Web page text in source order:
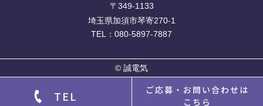
TEL
ご応募・お問い合わせは
こちら
〒349-1133
埼玉県加須市琴寄270-1
TEL：080-5897-7887
© 誠電気